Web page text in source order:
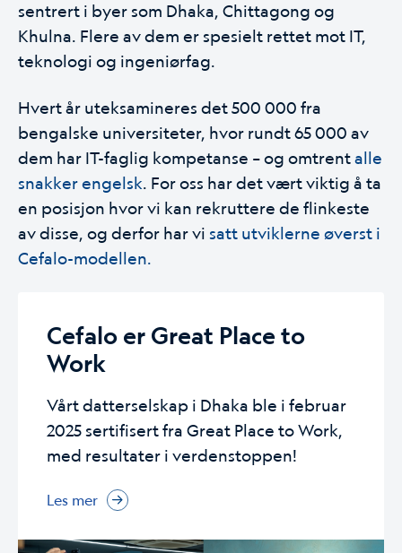
sentrert i byer som Dhaka, Chittagong og
Khulna. Flere av dem er spesielt rettet mot IT,
teknologi og ingeniørfag.
Hvert år uteksamineres det 500 000 fra
bengalske universiteter, hvor rundt 65 000 av
dem har IT-faglig kompetanse – og omtrentalle
snakker engelsk. For oss har det vært viktig å ta
en posisjon hvor vi kan rekruttere de flinkeste
av disse, og derfor har vi satt utviklerne øverst i
Cefalo-modellen.
Cefalo er Great Place to
Work
Vårt datterselskap i Dhaka ble i februar
2025 sertifisert fra Great Place to Work,
med resultater i verdenstoppen!
Les mer